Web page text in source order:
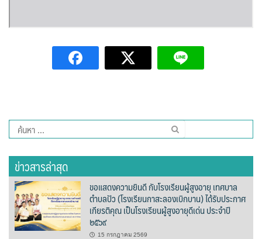
นครน่านอพาร์ทเม้น
นาต้นบัวโฮมสเตย์
นาเหล่า เก๊าสลี โฮมสเตย์
นาไผ่ปัววิว
บวกบัววิวรีสอร์ท
ค้นหา
สำหรับ:
ข่าวสารล่าสุด
ขอแสดงความยินดี กับโรงเรียนผู้สูงอายุ เทศบาล
ตำบลปัว (โรงเรียนกาสะลองเบิกบาน) ได้รับประกาศ
เกียรติคุณ เป็นโรงเรียนผู้สูงอายุดีเด่น ประจำปี
๒๕๖๙
15 กรกฎาคม 2569